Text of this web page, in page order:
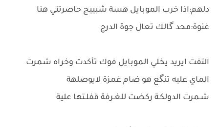
دلهم:اذا خرب الموبايل هسة شبييج حاصرتني هنا
غنوة:محد گالك تعال جوة الدرج
التفت ايريد يخلي الموبايل فوك تأكدت وخراه شمرت
الماي عليه تنگع هو ضام غمزة لايوصلهة
شـمرت الدولكـة ركضت للغـرفة قفلـتها علية